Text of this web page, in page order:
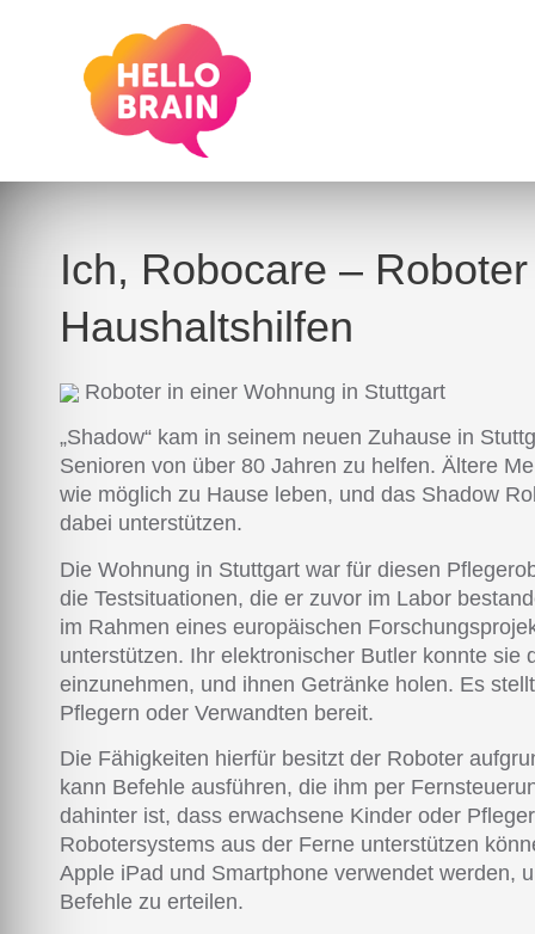
Ich, Robocare –
Haushaltshilfen
Roboter in einer Wohnung in Stuttgart
„Shadow“ kam in seinem neuen Zuhause in
Senioren von über 80 Jahren zu helfen. Ältere
wie möglich zu Hause leben, und das Shadow
dabei unterstützen.
Die Wohnung in Stuttgart war für diesen
die Testsituationen, die er zuvor im Labor
im Rahmen eines europäischen
unterstützen. Ihr elektronischer Butler konnte sie
einzunehmen, und ihnen Getränke holen. Es
Pflegern oder Verwandten bereit.
Die Fähigkeiten hierfür besitzt der Roboter
kann Befehle ausführen, die ihm per
dahinter ist, dass erwachsene Kinder oder
Robotersystems aus der Ferne unterstützen
Apple iPad und Smartphone verwendet werden,
Befehle zu erteilen.